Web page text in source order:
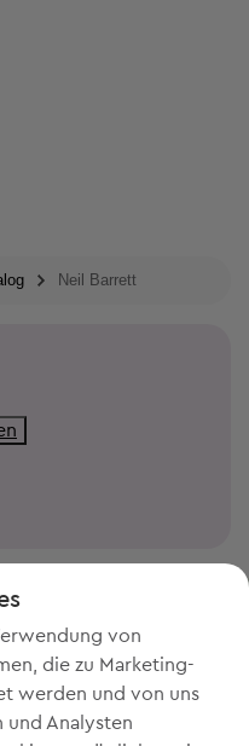
Neil Barrett
von
die zu Marketing-
werden und von uns
und Analysten